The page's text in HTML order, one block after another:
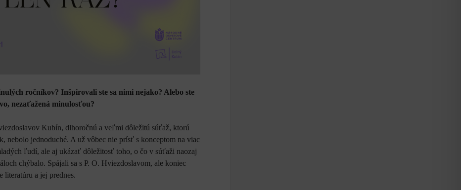
ročníkov? Inšpirovali ste sa nimi nejako? Alebo ste
nezaťažená minulosťou?
Kubín, dlhoročnú a veľmi dôležitú súťaž, ktorú
nebolo jednoduché. A už vôbec nie prísť s konceptom na viac
ľudí, ale aj ukázať dôležitosť toho, o čo v súťaži naozaj
chýbalo. Spájali sa s P. O. Hviezdoslavom, ale koniec
literatúru a jej prednes.